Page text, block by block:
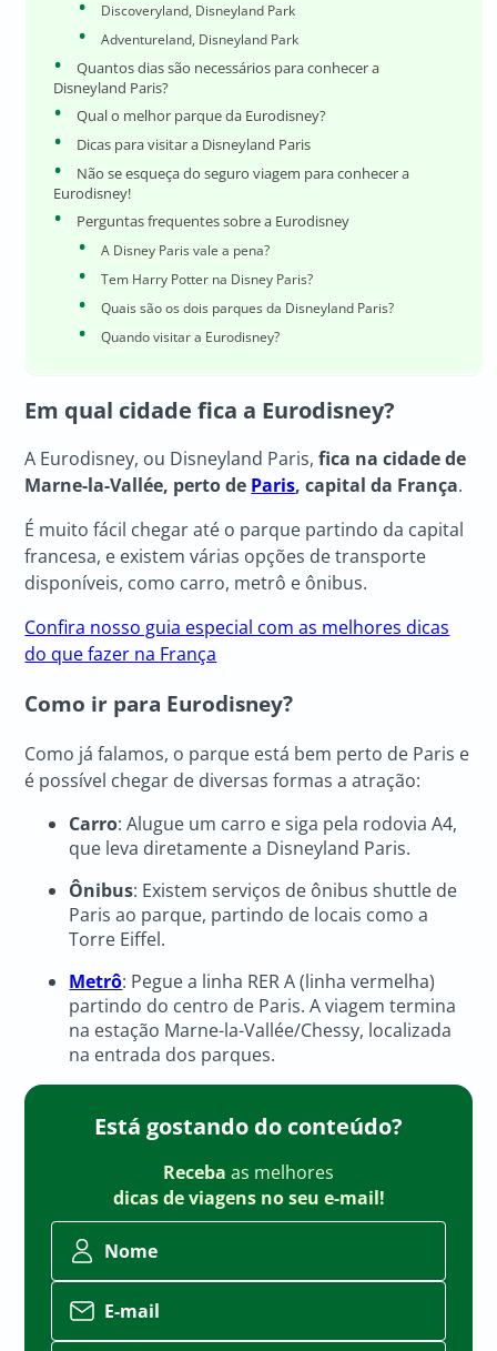
Discoveryland, Disneyland Park
Adventureland, Disneyland Park
Quantos dias são necessários para conhecer a
Disneyland Paris?
Qual o melhor parque da Eurodisney?
Dicas para visitar a Disneyland Paris
Não se esqueça do seguro viagem para conhecer a
Eurodisney!
Perguntas frequentes sobre a Eurodisney
A Disney Paris vale a pena?
Tem Harry Potter na Disney Paris?
Quais são os dois parques da Disneyland Paris?
Quando visitar a Eurodisney?
Em qual cidade fica a Eurodisney?
A Eurodisney, ou Disneyland Paris,fica na cidade de
Marne-la-Vallée, perto de Paris, capital da França.
É muito fácil chegar até o parque partindo da capital
francesa, e existem várias opções de transporte
disponíveis, como carro, metrô e ônibus.
Confira nosso guia especial com as melhores dicas
do que fazer na França
Como ir para Eurodisney?
Como já falamos, o parque está bem perto de Paris e
é possível chegar de diversas formas a atração:
Carro: Alugue um carro e siga pela rodovia A4,
que leva diretamente a Disneyland Paris.
Ônibus: Existem serviços de ônibus shuttle de
Paris ao parque, partindo de locais como a
Torre Eiffel.
Metrô: Pegue a linha RER A (linha vermelha)
partindo do centro de Paris. A viagem termina
na estação Marne-la-Vallée/Chessy, localizada
na entrada dos parques.
Está gostando do conteúdo?
Receba as melhores
dicas de viagens no seu e-mail!
Nome
E-mail